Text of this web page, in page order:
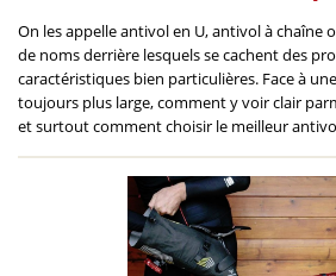
On les appelle antivol en U, antivol à chaîne
de noms derrière lesquels se cachent des
caractéristiques bien particulières. Face à
toujours plus large, comment y voir clair
et surtout comment choisir le meilleur